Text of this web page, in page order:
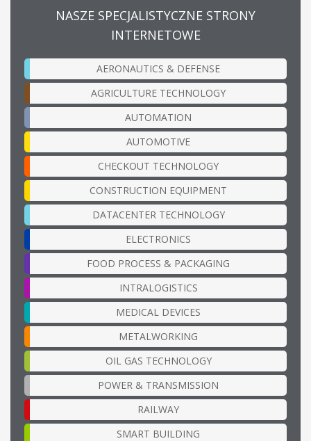
NASZE SPECJALISTYCZNE STRONY
INTERNETOWE
AERONAUTICS & DEFENSE
AGRICULTURE TECHNOLOGY
AUTOMATION
AUTOMOTIVE
CHECKOUT TECHNOLOGY
CONSTRUCTION EQUIPMENT
DATACENTER TECHNOLOGY
ELECTRONICS
FOOD PROCESS & PACKAGING
INTRALOGISTICS
MEDICAL DEVICES
METALWORKING
OIL GAS TECHNOLOGY
POWER & TRANSMISSION
RAILWAY
SMART BUILDING